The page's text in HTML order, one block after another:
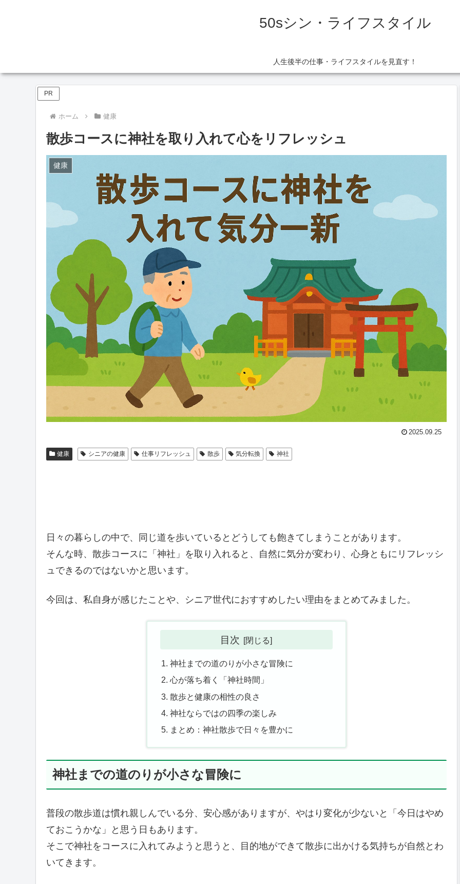
50sシン・ライフスタイル
人生後半の仕事・ライフスタイルを見直す！
PR
ホーム 健康
散歩コースに神社を取り入れて心をリフレッシュ
健康
2025.09.25
健康 シニアの健康 仕事リフレッシュ 散歩 気分転換 神社
日々の暮らしの中で、同じ道を歩いているとどうしても飽きてしまうことがあります。
そんな時、散歩コースに「神社」を取り入れると、自然に気分が変わり、心身ともにリフレッシ
ュできるのではないかと思います。
今回は、私自身が感じたことや、シニア世代におすすめしたい理由をまとめてみました。
目次
神社までの道のりが小さな冒険に
心が落ち着く「神社時間」
散歩と健康の相性の良さ
神社ならではの四季の楽しみ
まとめ：神社散歩で日々を豊かに
神社までの道のりが小さな冒険に
普段の散歩道は慣れ親しんでいる分、安心感がありますが、やはり変化が少ないと「今日はやめ
ておこうかな」と思う日もあります。
そこで神社をコースに入れてみようと思うと、目的地ができて散歩に出かける気持ちが自然とわ
いてきます。